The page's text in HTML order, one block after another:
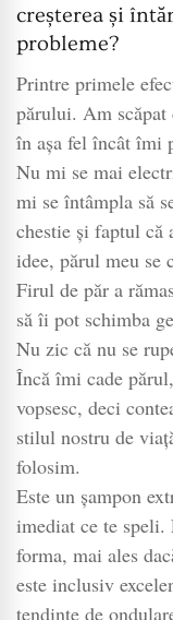
creșterea și
probleme?
Printre primele
părului. Am
în așa fel încât îmi
Nu mi se mai
mi se întâmpla să
chestie și faptul că
idee, părul meu se
Firul de păr a
să îi pot schimba
Nu zic că nu se
Încă îmi cade
vopsesc, deci
stilul nostru de
folosim.
Este un șampon
imediat ce te
forma, mai ales
este inclusiv
tendințe de